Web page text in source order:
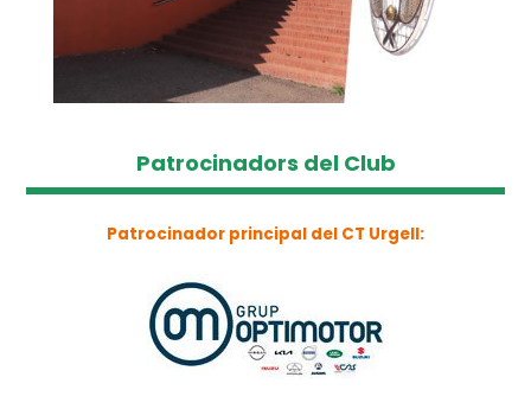
Patrocinadors del Club
Patrocinador principal del CT Urgell: